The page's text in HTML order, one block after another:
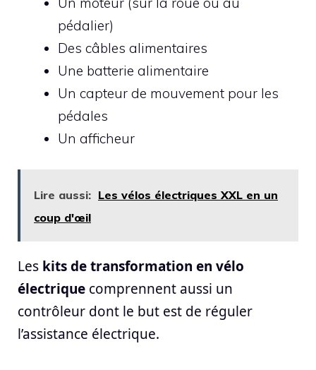
pédalier)
Des câbles alimentaires
Une batterie alimentaire
Un capteur de mouvement pour les
pédales
Un afficheur
Lire aussi: Les vélos électriques XXL en un
coup d'œil
Les kits de transformation en vélo
électrique comprennent aussi un
contrôleur dont le but est de réguler
l’assistance électrique.